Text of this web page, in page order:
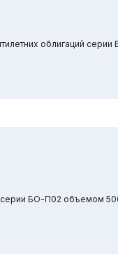
облигаций
БО-П02 объемом